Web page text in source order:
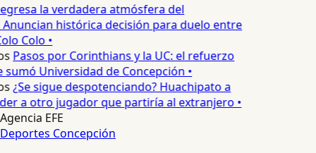
la verdadera atmósfera del
histórica decisión para duelo entre
Colo •
Pasos por Corinthians y la UC: el refuerzo
Universidad de Concepción •
¿Se sigue despotenciando? Huachipato a
a otro jugador que partiría al extranjero •
Agencia EFE
Deportes Concepción